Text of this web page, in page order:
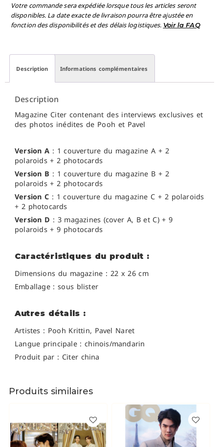
Votre commande sera expédiée lorsque tous les articles seront
disponibles. La date exacte de livraison pourra être ajustée en
fonction des disponibilités et des délais logistiques. Voir la FAQ
Description Informations complémentaires
Description
Magazine Citer contenant des interviews exclusives et
des photos inédites de Pooh et Pavel
Version A : 1 couverture du magazine A + 2
polaroids + 2 photocards
Version B : 1 couverture du magazine B + 2
polaroids + 2 photocards
Version C : 1 couverture du magazine C + 2 polaroids
+ 2 photocards
Version D : 3 magazines (cover A, B et C) + 9
polaroids + 9 photocards
Caractéristiques du produit :
Dimensions du magazine : 22 x 26 cm
Emballage : sous blister
Autres détails :
Artistes : Pooh Krittin, Pavel Naret
Langue principale : chinois/mandarin
Produit par : Citer china
Produits similaires